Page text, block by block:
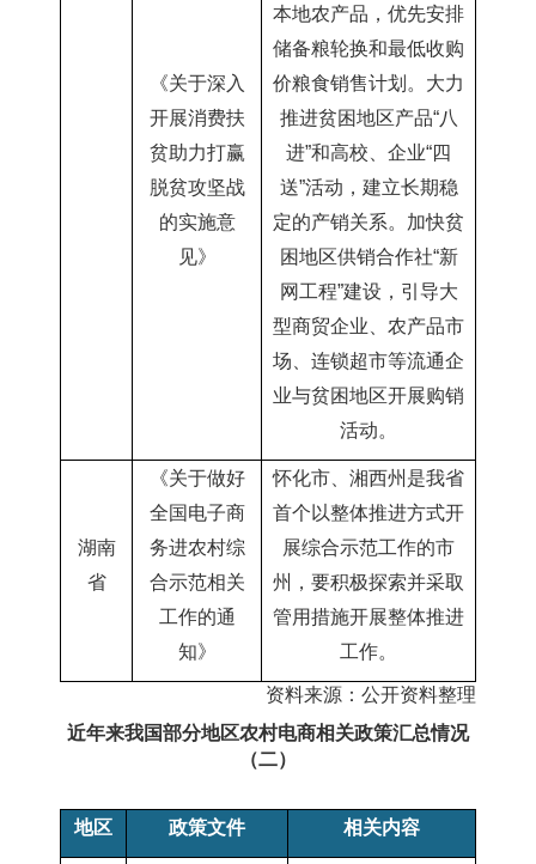
《关于深入
开展消费扶
贫助力打赢
脱贫攻坚战
的实施意
见》
本地农产品，优先安排
储备粮轮换和最低收购
价粮食销售计划。大力
推进贫困地区产品“八
进”和高校、企业“四
送”活动，建立长期稳
定的产销关系。加快贫
困地区供销合作社“新
网工程”建设，引导大
型商贸企业、农产品市
场、连锁超市等流通企
业与贫困地区开展购销
活动。
湖南
省
《关于做好
全国电子商
务进农村综
合示范相关
工作的通
知》
怀化市、湘西州是我省
首个以整体推进方式开
展综合示范工作的市
州，要积极探索并采取
管用措施开展整体推进
工作。
资料来源：公开资料整理
近年来我国部分地区农村电商相关政策汇总情况
（二）
地区 政策文件 相关内容